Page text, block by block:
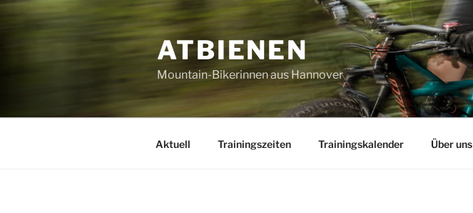
Zum
ATBIENEN
Mountain-Bikerinnen aus Hannover
Aktuell Trainingszeiten Trainingskalender Über uns